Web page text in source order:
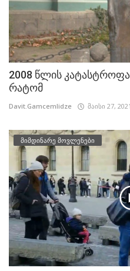
2008 წლის
რატომ
Davit.Gamcemlidze მაისი 27, 2021
მიმდინარე მოვლენები